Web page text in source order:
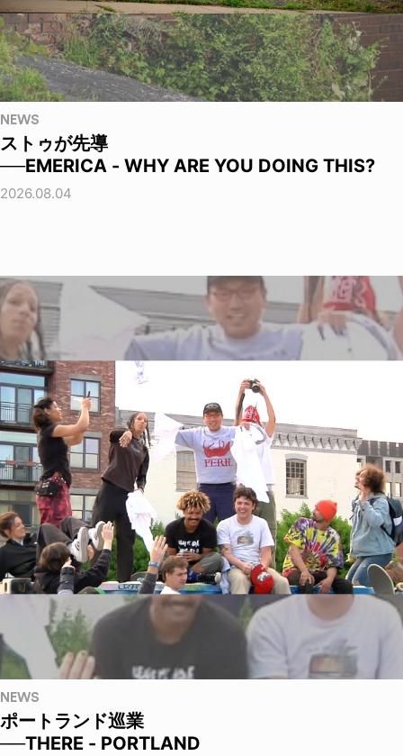
NEWS
ストゥが先導
──EMERICA - WHY ARE YOU DOING THIS?
2026.08.04
NEWS
ポートランド巡業
──THERE - PORTLAND